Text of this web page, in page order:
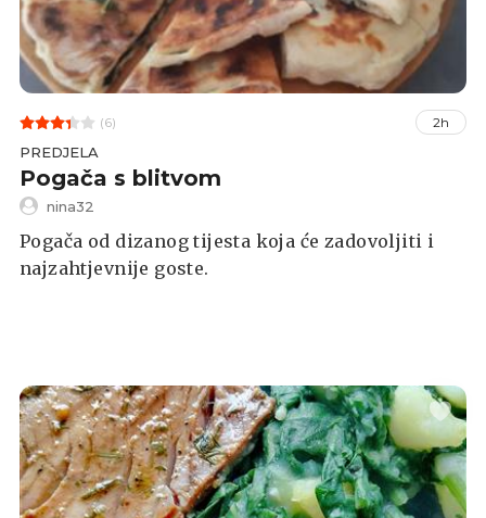
(6) 2h
PREDJELA
Pogača s blitvom
nina32
Pogača od dizanog tijesta koja će zadovoljiti i
najzahtjevnije goste.